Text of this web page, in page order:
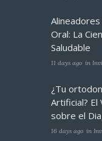
Oral: La
Saludable
11 days ago in
¿Tu
Artificial? El
sobre el
16 days ago in